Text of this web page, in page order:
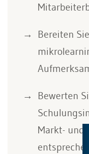
Bereiten
Bewerten
Markt- und